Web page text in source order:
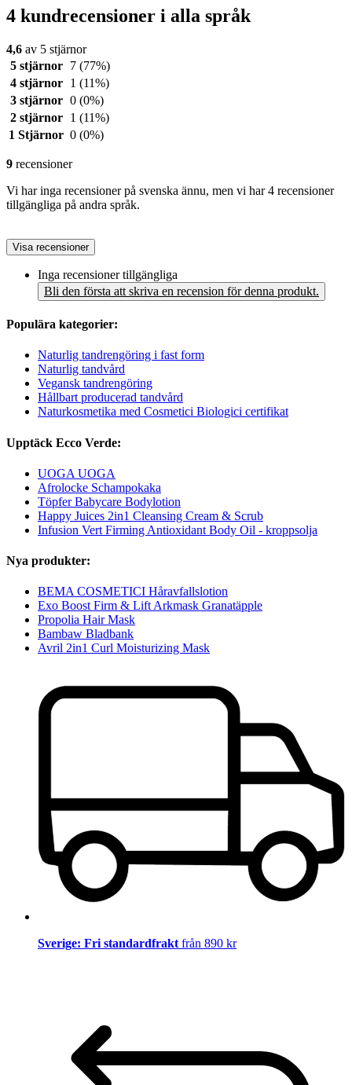
4 kundrecensioner i alla språk
4,6 av 5 stjärnor
5 stjärnor
7 (77%)
4 stjärnor
1 (11%)
3 stjärnor 0 (0%)
2 stjärnor
1 (11%)
1 Stjärnor 0 (0%)
9 recensioner
Vi har inga recensioner på svenska ännu, men vi har 4 recensioner
tillgängliga på andra språk.
Visa recensioner
Inga recensioner tillgängliga
Bli den första att skriva en recension för denna produkt.
Populära kategorier:
Naturlig tandrengöring i fast form
Naturlig tandvård
Vegansk tandrengöring
Hållbart producerad tandvård
Naturkosmetika med Cosmetici Biologici certifikat
Upptäck Ecco Verde:
UOGA UOGA
Afrolocke Schampokaka
Töpfer Babycare Bodylotion
Happy Juices 2in1 Cleansing Cream & Scrub
Infusion Vert Firming Antioxidant Body Oil - kroppsolja
Nya produkter:
BEMA COSMETICI Håravfallslotion
Exo Boost Firm & Lift Arkmask Granatäpple
Propolia Hair Mask
Bambaw Bladbank
Avril 2in1 Curl Moisturizing Mask
Sverige: Fri standardfrakt från 890 kr